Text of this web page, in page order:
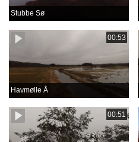
Stubbe Sø
00:53
Havmølle Å
00:51